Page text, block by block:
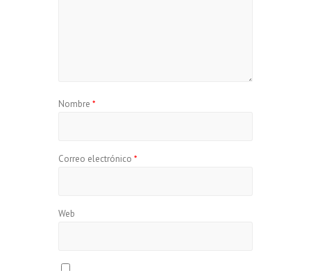
Nombre *
Correo electrónico *
Web